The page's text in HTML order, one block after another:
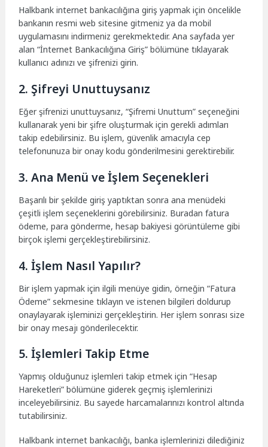
Halkbank internet bankacılığına giriş yapmak için öncelikle
bankanın resmi web sitesine gitmeniz ya da mobil
uygulamasını indirmeniz gerekmektedir. Ana sayfada yer
alan “İnternet Bankacılığına Giriş” bölümüne tıklayarak
kullanıcı adınızı ve şifrenizi girin.
2. Şifreyi Unuttuysanız
Eğer şifrenizi unuttuysanız, “Şifremi Unuttum” seçeneğini
kullanarak yeni bir şifre oluşturmak için gerekli adımları
takip edebilirsiniz. Bu işlem, güvenlik amacıyla cep
telefonunuza bir onay kodu gönderilmesini gerektirebilir.
3. Ana Menü ve İşlem Seçenekleri
Başarılı bir şekilde giriş yaptıktan sonra ana menüdeki
çeşitli işlem seçeneklerini görebilirsiniz. Buradan fatura
ödeme, para gönderme, hesap bakiyesi görüntüleme gibi
birçok işlemi gerçekleştirebilirsiniz.
4. İşlem Nasıl Yapılır?
Bir işlem yapmak için ilgili menüye gidin, örneğin “Fatura
Ödeme” sekmesine tıklayın ve istenen bilgileri doldurup
onaylayarak işleminizi gerçekleştirin. Her işlem sonrası size
bir onay mesajı gönderilecektir.
5. İşlemleri Takip Etme
Yapmış olduğunuz işlemleri takip etmek için “Hesap
Hareketleri” bölümüne giderek geçmiş işlemlerinizi
inceleyebilirsiniz. Bu sayede harcamalarınızı kontrol altında
tutabilirsiniz.
Halkbank internet bankacılığı, banka işlemlerinizi dilediğiniz